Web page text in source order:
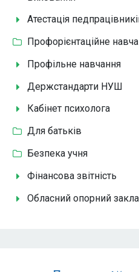
Атестація
Профорієнтаційне
Профільне навчання
Держстандарти НУШ
Кабінет психолога
Для батьків
Безпека учня
Фінансова звітність
Обласний опорний